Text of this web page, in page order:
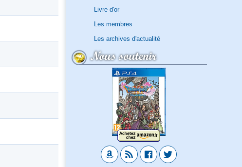
Livre d'or
Les membres
Les archives d'actualité
Nous soutenir